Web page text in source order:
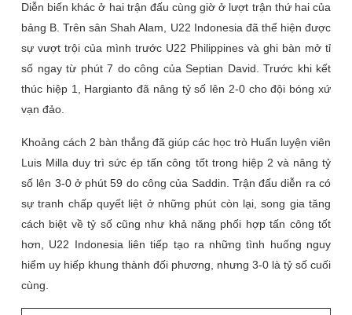
Diễn biến khác ở hai trận đấu cùng giờ ở lượt trận thứ hai của
bảng B. Trên sân Shah Alam, U22 Indonesia đã thể hiện được
sự vượt trội của mình trước U22 Philippines và ghi bàn mở tỉ
số ngay từ phút 7 do công của Septian David. Trước khi kết
thúc hiệp 1, Hargianto đã nâng tỷ số lên 2-0 cho đội bóng xứ
vạn đảo.
Khoảng cách 2 bàn thắng đã giúp các học trò Huấn luyện viên
Luis Milla duy trì sức ép tấn công tốt trong hiệp 2 và nâng tỷ
số lên 3-0 ở phút 59 do công của Saddin. Trận đấu diễn ra có
sự tranh chấp quyết liệt ở những phút còn lại, song gia tăng
cách biệt về tỷ số cũng như khả năng phối hợp tấn công tốt
hơn, U22 Indonesia liên tiếp tạo ra những tình huống nguy
hiểm uy hiếp khung thành đối phương, nhưng 3-0 là tỷ số cuối
cùng.